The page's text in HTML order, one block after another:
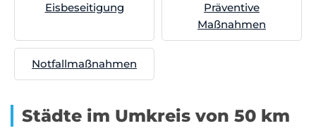
Eisbeseitigung
Präventive
Maßnahmen
Notfallmaßnahmen
Städte im Umkreis von 50 km